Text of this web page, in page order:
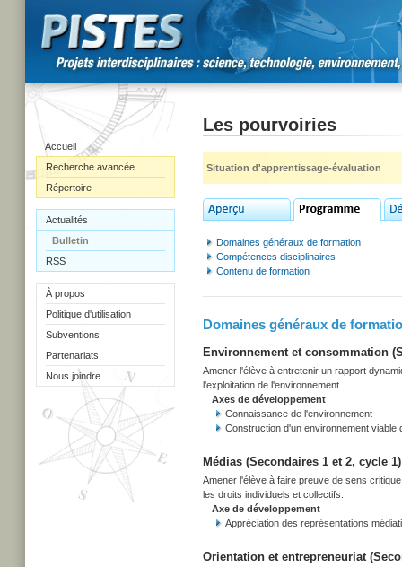
Accueil
Recherche avancée
Répertoire
Actualités
Bulletin
RSS
À propos
Politique d'utilisation
Subventions
Partenariats
Nous joindre
Les pourvoiries
Situation d'apprentissage-évaluation
Domaines généraux de formation
Compétences disciplinaires
Contenu de formation
Domaines généraux de
Environnement et consommation
Amener l'élève à entretenir un rapport
l'exploitation de l'environnement.
Axes de développement
Connaissance de l'environnement
Construction d'un environnement
Médias (Secondaires 1 et 2, cycle 1)
Amener l'élève à faire preuve de sens
les droits individuels et collectifs.
Axe de développement
Appréciation des représentations
Orientation et entrepreneuriat